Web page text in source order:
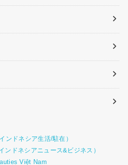
ンドネシア生活/駐在）
ンドネシアニュース&ビジネス）
Việt Nam